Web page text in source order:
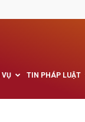
VỤ TIN PHÁP LUẬT